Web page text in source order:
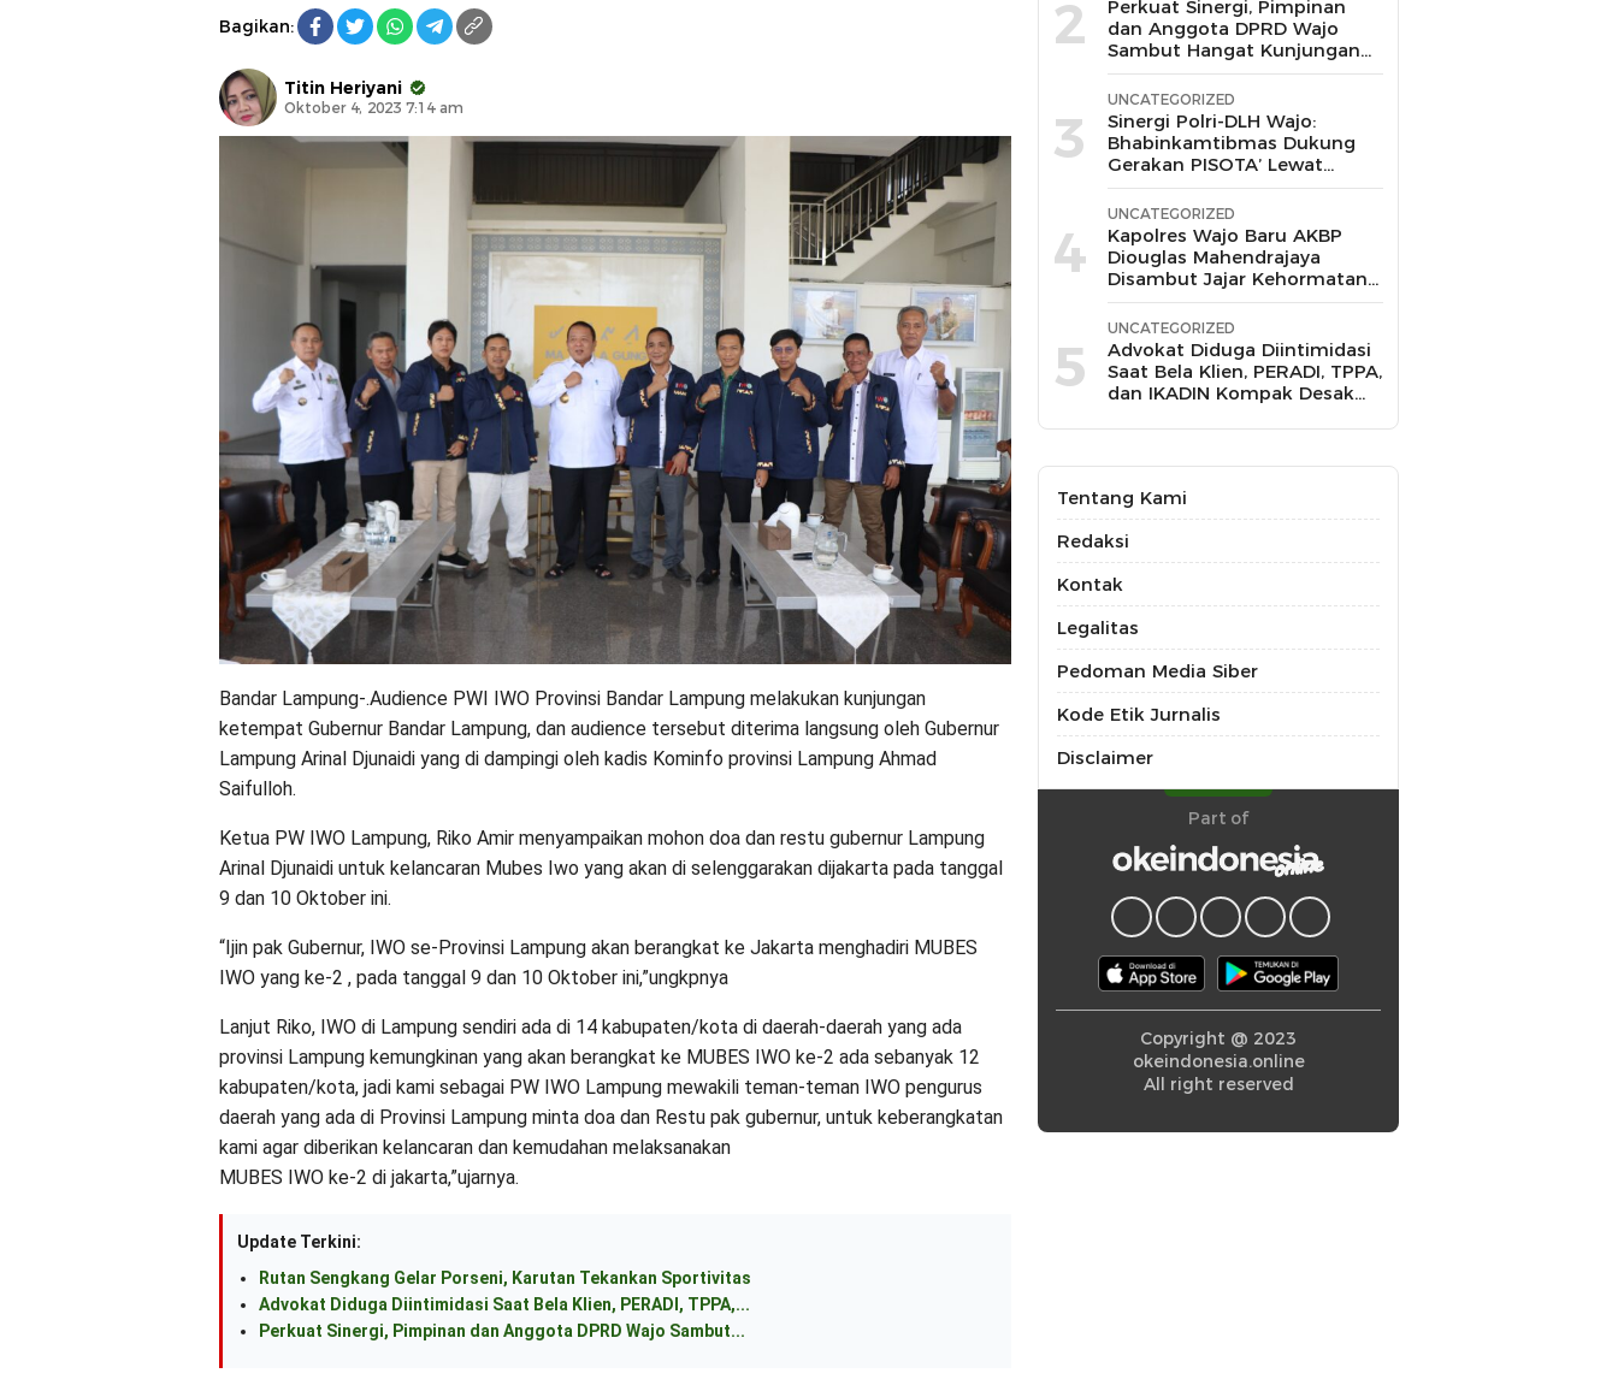
Bagikan:
Titin Heriyani
Oktober 4, 2023 7:14 am
Bandar Lampung-.Audience PWI IWO Provinsi Bandar Lampung melakukan kunjungan
ketempat Gubernur Bandar Lampung, dan audience tersebut diterima langsung oleh Gubernur
Lampung Arinal Djunaidi yang di dampingi oleh kadis Kominfo provinsi Lampung Ahmad
Saifulloh.
Ketua PW IWO Lampung, Riko Amir menyampaikan mohon doa dan restu gubernur Lampung
Arinal Djunaidi untuk kelancaran Mubes Iwo yang akan di selenggarakan dijakarta pada tanggal
9 dan 10 Oktober ini.
“Ijin pak Gubernur, IWO se-Provinsi Lampung akan berangkat ke Jakarta menghadiri MUBES
IWO yang ke-2 , pada tanggal 9 dan 10 Oktober ini,”ungkpnya
Lanjut Riko, IWO di Lampung sendiri ada di 14 kabupaten/kota di daerah-daerah yang ada
provinsi Lampung kemungkinan yang akan berangkat ke MUBES IWO ke-2 ada sebanyak 12
kabupaten/kota, jadi kami sebagai PW IWO Lampung mewakili teman-teman IWO pengurus
daerah yang ada di Provinsi Lampung minta doa dan Restu pak gubernur, untuk keberangkatan
kami agar diberikan kelancaran dan kemudahan melaksanakan
MUBES IWO ke-2 di jakarta,”ujarnya.
Update Terkini:
Rutan Sengkang Gelar Porseni, Karutan Tekankan Sportivitas
Advokat Diduga Diintimidasi Saat Bela Klien, PERADI, TPPA,...
Perkuat Sinergi, Pimpinan dan Anggota DPRD Wajo Sambut...
2
Perkuat Sinergi, Pimpinan
dan Anggota DPRD Wajo
Sambut Hangat Kunjungan
Silaturahmi Kapolres Wajo
yang Baru,
3
UNCATEGORIZED
Sinergi Polri-DLH Wajo:
Bhabinkamtibmas Dukung
Gerakan PISOTA’ Lewat
Motor Sampah
4
UNCATEGORIZED
Kapolres Wajo Baru AKBP
Diouglas Mahendrajaya
Disambut Jajar Kehormatan
dan Tari Padduppa
5
UNCATEGORIZED
Advokat Diduga Diintimidasi
Saat Bela Klien, PERADI, TPPA,
dan IKADIN Kompak Desak
Dugaan Premanisme
Tentang Kami
Redaksi
Kontak
Legalitas
Pedoman Media Siber
Kode Etik Jurnalis
Disclaimer
Part of
Copyright @ 2023
okeindonesia.online
All right reserved